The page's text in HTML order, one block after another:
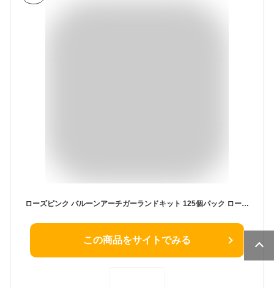
ローズピンク バルーンアーチガーランドキット 125個パック ローズピンク 紙吹雪バルーン バルーンアクセサリー付き 女の子 女性 誕生日 ウェディングパーティー センターピース 背景 エンゲージメント デコレーション用品
この商品をサイトでみる